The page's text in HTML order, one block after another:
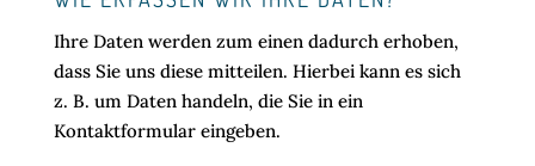
Ihre Daten werden zum einen dadurch erhoben,
dass Sie uns diese mitteilen. Hierbei kann es sich
z. B. um Daten handeln, die Sie in ein
Kontaktformular eingeben.